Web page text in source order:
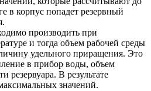
в корпус попадет резервный
производить при
и тогда объем рабочей среды
удельного приращения. Это
в прибор воды, объем
резервуара. В результате
значений.